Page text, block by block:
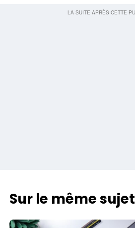
Sur le même sujet